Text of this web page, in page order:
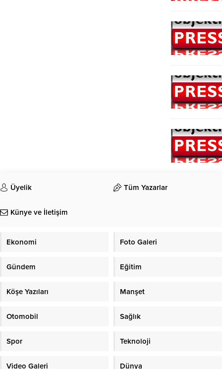
Üyelik Tüm Yazarlar
Künye ve İletişim
Ekonomi Foto Galeri
Gündem Eğitim
Köşe Yazıları Manşet
Otomobil Sağlık
Spor Teknoloji
Video Galeri Dünya